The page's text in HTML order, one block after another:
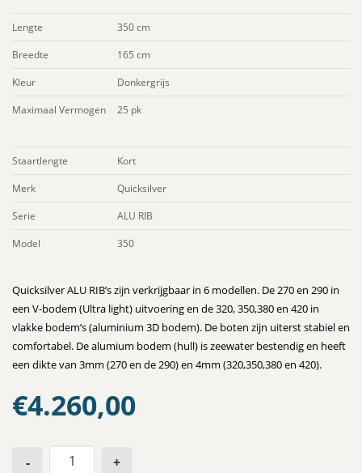
Lengte
350 cm
Breedte
165 cm
Kleur
Donkergrijs
Maximaal Vermogen
25 pk
Staartlengte
Kort
Merk
Quicksilver
Serie
ALU RIB
Model
350
Quicksilver ALU RIB’s zijn verkrijgbaar in 6 modellen. De 270 en 290 in
een V-bodem (Ultra light) uitvoering en de 320, 350,380 en 420 in
vlakke bodem’s (aluminium 3D bodem). De boten zijn uiterst stabiel en
comfortabel. De alumium bodem (hull) is zeewater bestendig en heeft
een dikte van 3mm (270 en de 290) en 4mm (320,350,380 en 420).
€4.260,00
- +